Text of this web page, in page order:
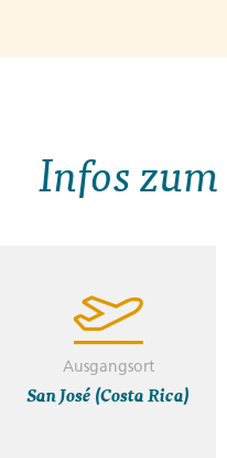
Infos
Ausgangsort
San José (Costa Rica)